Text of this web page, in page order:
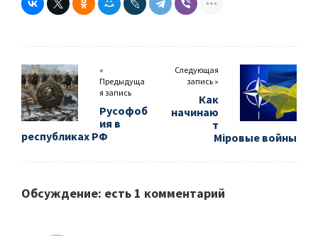
«
Предыдуща
я запись
Русофоб
ия в
республиках РФ
Следующая
запись »
Как
начинаю
т
Мiровые войны
Обсуждение: есть 1 комментарий